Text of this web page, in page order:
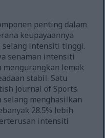
penting dalam
keupayaannya
intensiti tinggi.
senaman intensiti
lemak
stabil. Satu
Journal of Sports
menghasilkan
28.5% lebih
intensiti